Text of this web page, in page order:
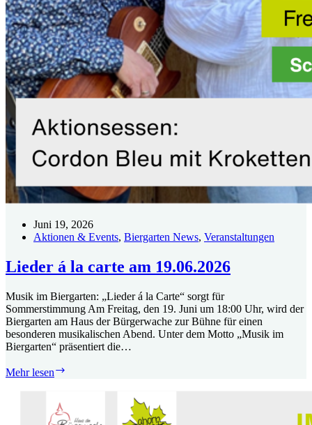
Juni 19, 2026
Aktionen & Events, Biergarten News, Veranstaltungen
Lieder á la carte am 19.06.2026
Musik im Biergarten: „Lieder á la Carte“ sorgt für
Sommerstimmung Am Freitag, den 19. Juni um 18:00 Uhr, wird der
Biergarten am Haus der Bürgerwache zur Bühne für einen
besonderen musikalischen Abend. Unter dem Motto „Musik im
Biergarten“ präsentiert die…
Mehr lesen
am